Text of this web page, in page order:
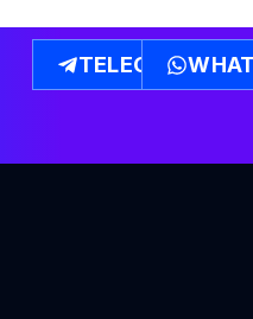
TELEGRAM